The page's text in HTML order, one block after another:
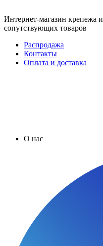
Интернет-магазин крепежа и
сопутствующих товаров
Распродажа
Контакты
Оплата и доставка
О нас